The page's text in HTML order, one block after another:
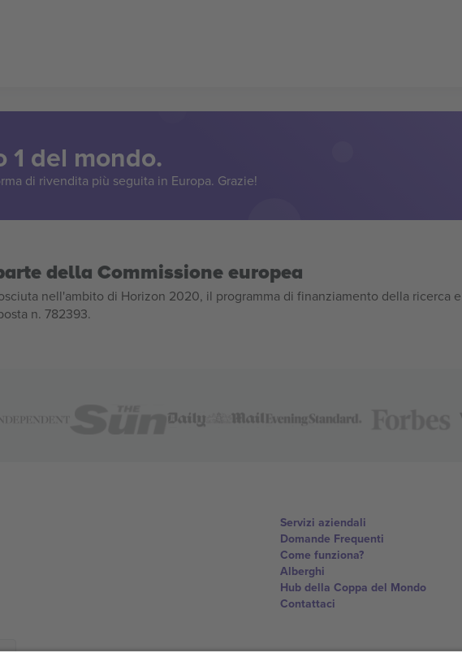
1 del mondo.
di rivendita più seguita in Europa. Grazie!
della Commissione europea
nell'ambito di Horizon 2020, il programma di finanziamento della ricerca e
n. 782393.
Servizi aziendali
Domande Frequenti
Come funziona?
Alberghi
Hub della Coppa del Mondo
Contattaci